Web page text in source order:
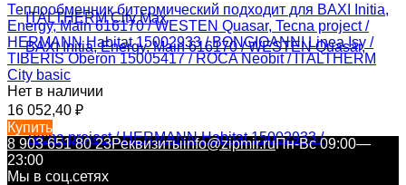
Теплообменник битермический подходит для BAXI Initia,
Energy, Main 616170 / WESTEN Quasar, Tecna project /
HERMANN Habitat 15002933 / BONGIOANNI Linea Isy /
TIBERIS Oberon 15005417 / ROCA Neobit / ITALTHERM
City basic
Нет в наличии
16 052,40 ₽
Купить
8 903 651 80 23Реквизитыinfo@zipmir.ruПн-Вс 09:00—
23:00
Мы в соц.сетях